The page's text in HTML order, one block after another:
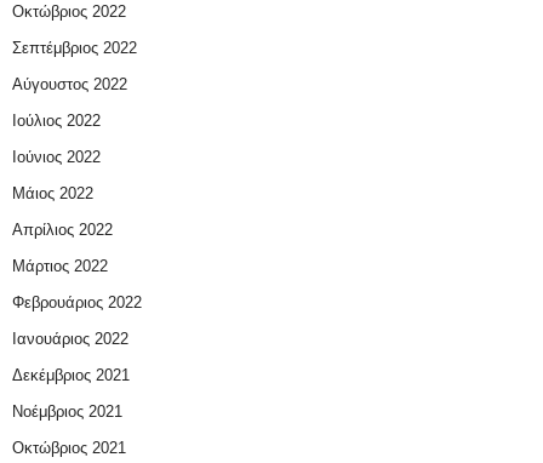
Οκτώβριος 2022
Σεπτέμβριος 2022
Αύγουστος 2022
Ιούλιος 2022
Ιούνιος 2022
Μάιος 2022
Απρίλιος 2022
Μάρτιος 2022
Φεβρουάριος 2022
Ιανουάριος 2022
Δεκέμβριος 2021
Νοέμβριος 2021
Οκτώβριος 2021